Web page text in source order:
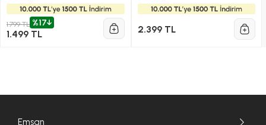
1.799 TL %17
1.499 TL 2.399 TL
Emsan